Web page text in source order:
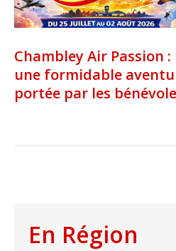
Chambley Air Passion :
une formidable
portée par les
En Région